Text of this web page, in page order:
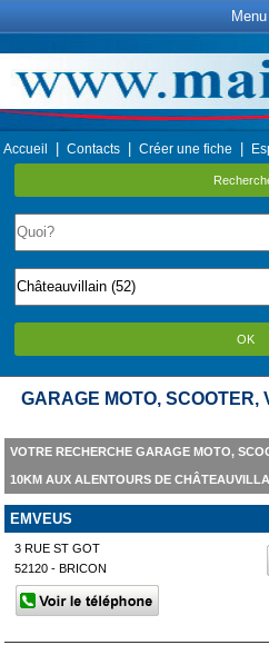
Menu
Accueil Contacts Créer une fiche
OK
GARAGE MOTO,
VOTRE RECHERCHE GARAGE MOTO,
10KM AUX ALENTOURS DE
EMVEUS
3 RUE ST GOT
52120 - BRICON